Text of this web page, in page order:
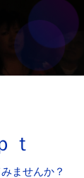
ｔ
ませんか？